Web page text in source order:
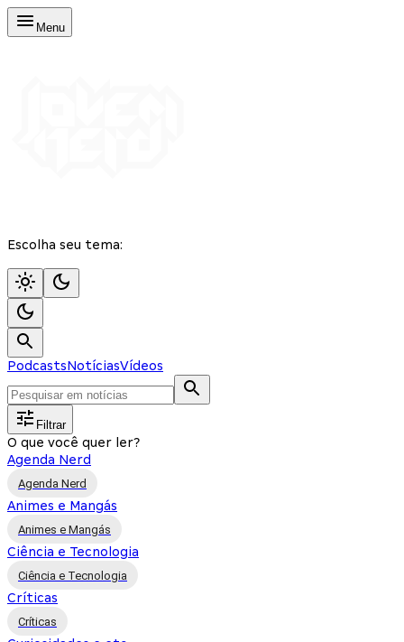
Menu
Escolha seu tema:
PodcastsNotíciasVídeos
Filtrar
O que você quer ler?
Agenda Nerd
Agenda Nerd
Animes e Mangás
Animes e Mangás
Ciência e Tecnologia
Ciência e Tecnologia
Críticas
Críticas